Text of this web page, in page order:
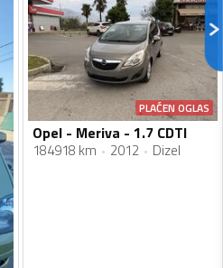
PLAĆEN OGLAS
Opel - Meriva - 1.7 CDTI
184918 km 2012 Dizel